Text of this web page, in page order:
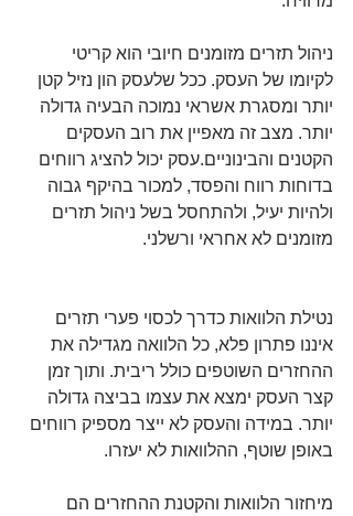
ניהול תזרים מזומנים חיובי הוא קריטי
לקיומו של העסק. ככל שלעסק הון נזיל קטן
יותר ומסגרת אשראי נמוכה הבעיה גדולה
יותר. מצב זה מאפיין את רוב העסקים
הקטנים והבינוניים.עסק יכול להציג רווחים
בדוחות רווח והפסד, למכור בהיקף גבוה
ולהיות יעיל, ולהתחסל בשל ניהול תזרים
מזומנים לא אחראי ורשלני.
נטילת הלוואות כדרך לכסוי פערי תזרים
איננו פתרון פלא, כל הלוואה מגדילה את
ההחזרים השוטפים כולל ריבית. ותוך זמן
קצר העסק ימצא את עצמו בביצה גדולה
יותר. במידה והעסק לא ייצר מספיק רווחים
באופן שוטף, ההלוואות לא יעזרו.
מיחזור הלוואות והקטנת ההחזרים הם